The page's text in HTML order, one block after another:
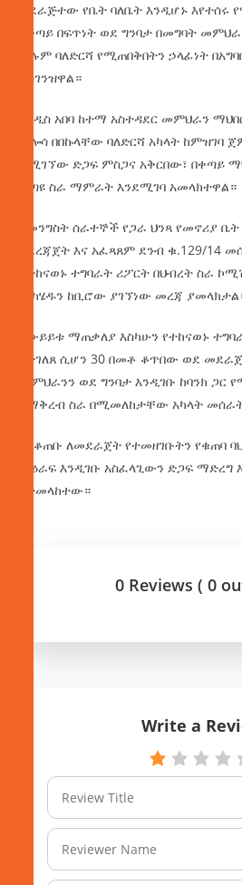
ተደራጅተው የቤት ባለቤት እንዲሆኑ እየተሰሩ
በቀጣይ በፍጥነት ወደ ግንባታ በመግባት
ሁሉም ባለድርሻ የሚጠበቅበትን ኃላፊነት
አስገንዝዋል።
የአዲስ አበባ ከተማ አስተዳደር መምህራን
ቶሎሳ በበኩላቸው ባለድርሻ አካላት ከምዝገባ
ለሚገኘው ድጋፍ ምስጋና አቅርበው፣ በቀጣይ
ቀጣዩ ስራ ማምራት እንደሚገባ አመላክተዋል።
የመንግስት ሰራተኞች የጋራ ህንጻ የመኖሪያ
አደረጃጀት እና አፈጻጸም ደንብ ቁ.129/14
የተከናወኑ ተግባራት ሪፖርት በህብረት ስራ
መካሄዱን ከቢሮው ያገኘነው መረጃ
በውይይቱ ማጠቃለያ እስካሁን የተከናወኑ
የተገለጸ ሲሆን 30 በመቶ ቆጥበው ወደ
መምህራንን ወደ ግንባታ እንዲገቡ ከባንክ ጋር
የማቅረብ ስራ በሚመለከታቸው አካላት
እየቆጠቡ ለመደራጀት የተመዘገቡትን የቁጠባ
ምዕራፍ እንዲገቡ አስፈላጊውን ድጋፍ ማድረግ
የተመላከተው።
0 Reviews ( 0
Write a